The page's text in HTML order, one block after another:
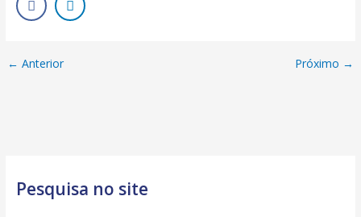
← Anterior Próximo →
Pesquisa no site